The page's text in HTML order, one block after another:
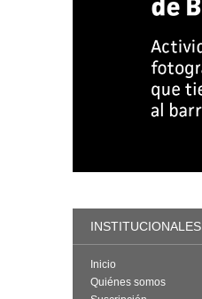
INSTITUCIONALES
Inicio
Quiénes somos